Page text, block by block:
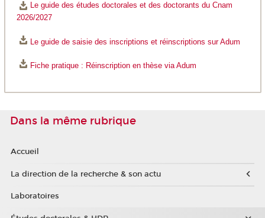
Le guide des études doctorales et des doctorants du Cnam
2026/2027
Le guide de saisie des inscriptions et réinscriptions sur Adum
Fiche pratique : Réinscription en thèse via Adum
Dans la même rubrique
Accueil
La direction de la recherche & son actu
Laboratoires